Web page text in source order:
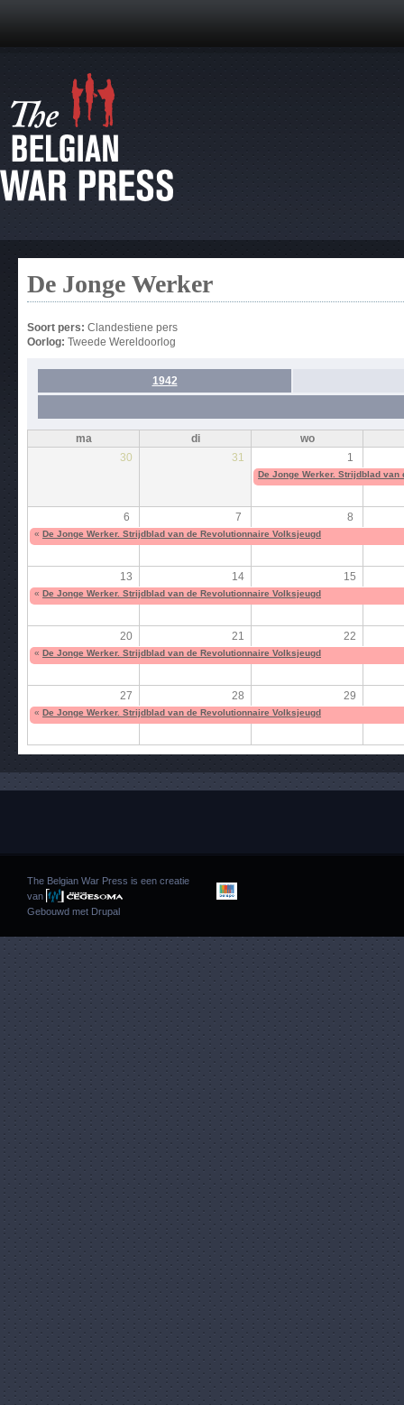
De Jonge Werker
Soort pers: Clandestiene pers
Oorlog: Tweede Wereldoorlog
1942
ma di
wo
30
31 1
De Jonge Werker. Strijdblad
6 7 8
« De Jonge Werker. Strijdblad van de Revolutionnaire Volksjeugd
13 14 15
« De Jonge Werker. Strijdblad van de Revolutionnaire Volksjeugd
20 21 22
« De Jonge Werker. Strijdblad van de Revolutionnaire Volksjeugd
27 28 29
« De Jonge Werker. Strijdblad van de Revolutionnaire Volksjeugd
The Belgian War Press is een creatie
van
Gebouwd met Drupal